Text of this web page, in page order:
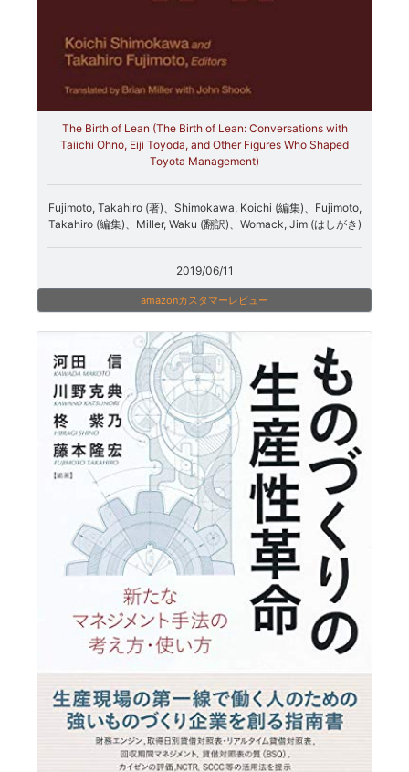
The Birth of Lean (The Birth of Lean: Conversations with
Taiichi Ohno, Eiji Toyoda, and Other Figures Who Shaped
Toyota Management)
Fujimoto, Takahiro (著)、Shimokawa, Koichi (編集)、Fujimoto,
Takahiro (編集)、Miller, Waku (翻訳)、Womack, Jim (はしがき)
2019/06/11
amazonカスタマーレビュー